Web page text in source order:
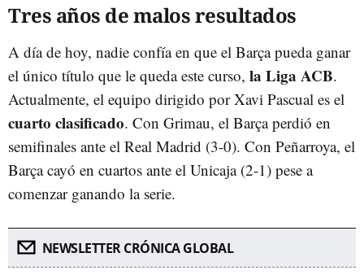
Tres años de malos resultados
A día de hoy, nadie confía en que el Barça pueda ganar
el único título que le queda este curso, la Liga ACB.
Actualmente, el equipo dirigido por Xavi Pascual es el
cuarto clasificado. Con Grimau, el Barça perdió en
semifinales ante el Real Madrid (3-0). Con Peñarroya, el
Barça cayó en cuartos ante el Unicaja (2-1) pese a
comenzar ganando la serie.
NEWSLETTER CRÓNICA GLOBAL